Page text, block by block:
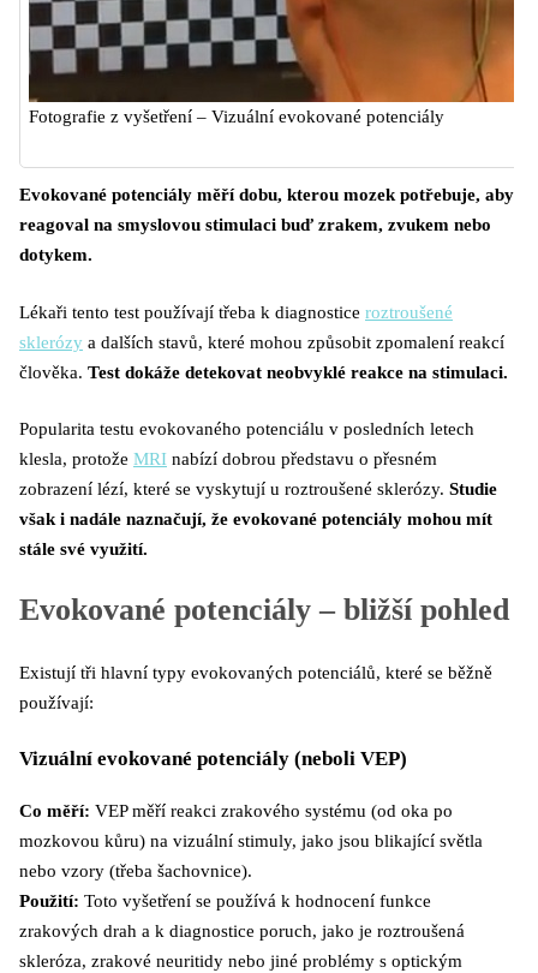
Fotografie z vyšetření – Vizuální evokované potenciály
Evokované potenciály měří dobu, kterou mozek potřebuje, aby
reagoval na smyslovou stimulaci buď zrakem, zvukem nebo
dotykem.
Lékaři tento test používají třeba k diagnostice roztroušené
sklerózy a dalších stavů, které mohou způsobit zpomalení reakcí
člověka. Test dokáže detekovat neobvyklé reakce na stimulaci.
Popularita testu evokovaného potenciálu v posledních letech
klesla, protože MRI nabízí dobrou představu o přesném
zobrazení lézí, které se vyskytují u roztroušené sklerózy. Studie
však i nadále naznačují, že evokované potenciály mohou mít
stále své využití.
Evokované potenciály – bližší pohled
Existují tři hlavní typy evokovaných potenciálů, které se běžně
používají:
Vizuální evokované potenciály (neboli VEP)
Co měří: VEP měří reakci zrakového systému (od oka po
mozkovou kůru) na vizuální stimuly, jako jsou blikající světla
nebo vzory (třeba šachovnice).
Použití: Toto vyšetření se používá k hodnocení funkce
zrakových drah a k diagnostice poruch, jako je roztroušená
skleróza, zrakové neuritidy nebo jiné problémy s optickým